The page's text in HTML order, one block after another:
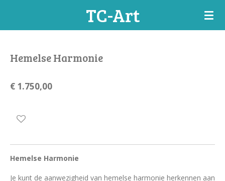
hoofdinhoud
TC-Art
Hemelse Harmonie
€ 1.750,00
Hemelse Harmonie
Je kunt de aanwezigheid van hemelse harmonie herkennen aan